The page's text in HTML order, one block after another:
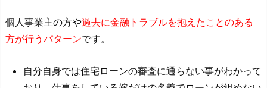
個人事業主の方や過去に金融トラブルを抱えたことのある
方が行うパターンです。
自分自身では住宅ローンの審査に通らない事がわかって